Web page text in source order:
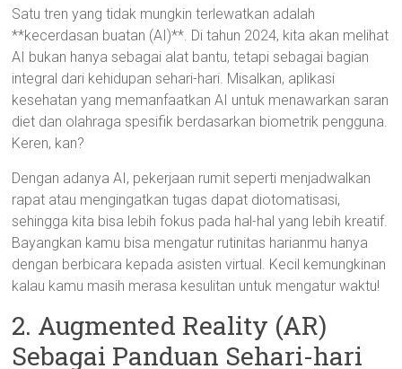
Satu tren yang tidak mungkin terlewatkan adalah
**kecerdasan buatan (AI)**. Di tahun 2024, kita akan melihat
AI bukan hanya sebagai alat bantu, tetapi sebagai bagian
integral dari kehidupan sehari-hari. Misalkan, aplikasi
kesehatan yang memanfaatkan AI untuk menawarkan saran
diet dan olahraga spesifik berdasarkan biometrik pengguna.
Keren, kan?
Dengan adanya AI, pekerjaan rumit seperti menjadwalkan
rapat atau mengingatkan tugas dapat diotomatisasi,
sehingga kita bisa lebih fokus pada hal-hal yang lebih kreatif.
Bayangkan kamu bisa mengatur rutinitas harianmu hanya
dengan berbicara kepada asisten virtual. Kecil kemungkinan
kalau kamu masih merasa kesulitan untuk mengatur waktu!
2. Augmented Reality (AR)
Sebagai Panduan Sehari-hari